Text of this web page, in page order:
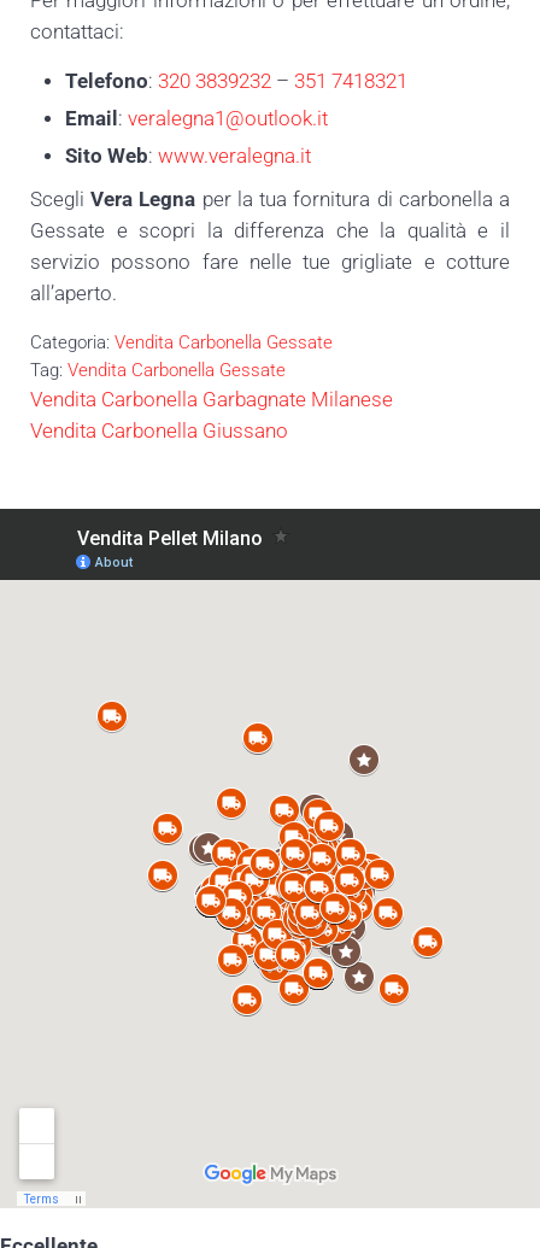
contattaci:
Telefono: 320 3839232 – 351 7418321
Email :veralegna1@outlook.it
Sito Web:www.veralegna.it
ScegliVera Legna per la tua fornitura di carbonella a
Gessate e scopri la differenza che la qualità e il
servizio possono fare nelle tue grigliate e cotture
all’aperto.
Categoria: Vendita Carbonella Gessate
Tag: Vendita Carbonella Gessate
Post precedente:
Vendita Carbonella Garbagnate Milanese
Post successivo:
Vendita Carbonella Giussano